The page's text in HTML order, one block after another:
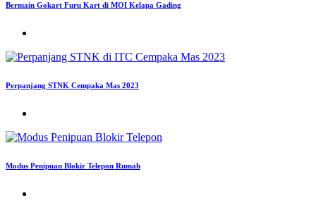
Bermain Gokart Furu Kart di MOI Kelapa Gading
Perpanjang STNK Cempaka Mas 2023
Modus Penipuan Blokir Telepon Rumah